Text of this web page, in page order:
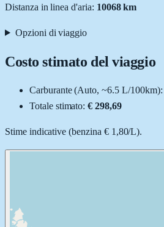
Distanza in linea d'aria: 10068km
Opzioni di viaggio
Costo stimato del viaggio
Carburante (Auto, ~6.5 L/100km):
Totale stimato:€ 298,69
Stime indicative (benzina € 1,80/L).